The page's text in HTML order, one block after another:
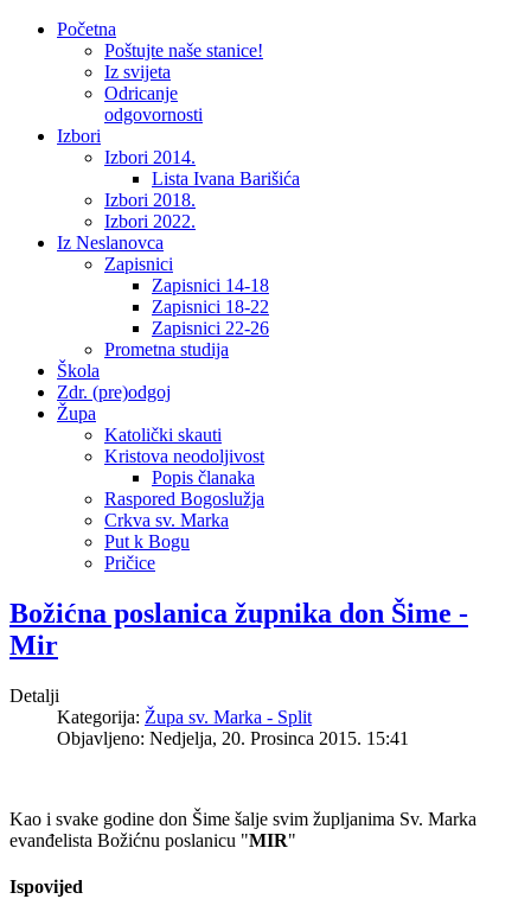
Početna
Poštujte naše stanice!
Iz svijeta
Odricanje
odgovornosti
Izbori
Izbori 2014.
Lista Ivana Barišića
Izbori 2018.
Izbori 2022.
Iz Neslanovca
Zapisnici
Zapisnici 14-18
Zapisnici 18-22
Zapisnici 22-26
Prometna studija
Škola
Zdr. (pre)odgoj
Župa
Katolički skauti
Kristova neodoljivost
Popis članaka
Raspored Bogoslužja
Crkva sv. Marka
Put k Bogu
Pričice
Božićna poslanica župnika don Šime -
Mir
Detalji
Kategorija: Župa sv. Marka - Split
Objavljeno: Nedjelja, 20. Prosinca 2015. 15:41
Kao i svake godine don Šime šalje svim župljanima Sv. Marka
evanđelista Božićnu poslanicu "MIR"
Ispovijed